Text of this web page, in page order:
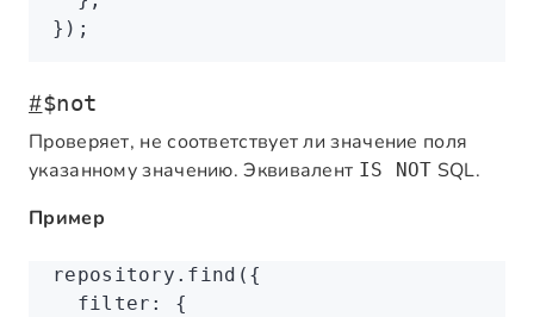
});
#$not
Проверяет, не соответствует ли значение поля
указанному значению. Эквивалент IS NOT SQL.
Пример
repository .find ({
  filter
:
{